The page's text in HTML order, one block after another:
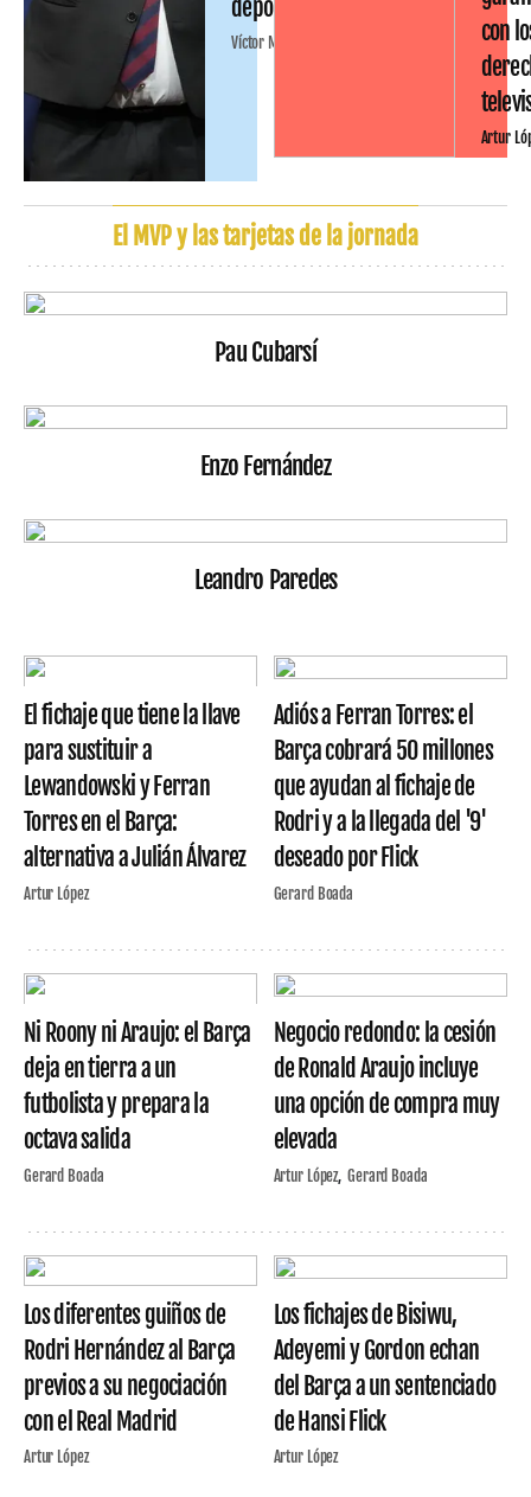
deportiva
Víctor Malo
con
Artur
El MVP y las tarjetas de la jornada
Pau Cubarsí
Enzo Fernández
Leandro Paredes
El fichaje que tiene la llave
para sustituir a
Lewandowski y Ferran
Torres en el Barça:
alternativa a Julián Álvarez
Artur López
Adiós a Ferran Torres: el
Barça cobrará 50 millones
que ayudan al fichaje de
Rodri y a la llegada del '9'
deseado por Flick
Gerard Boada
Ni Roony ni Araujo: el Barça
deja en tierra a un
futbolista y prepara la
octava salida
Gerard Boada
Negocio redondo: la cesión
de Ronald Araujo incluye
una opción de compra muy
elevada
Artur López Gerard Boada
Los diferentes guiños de
Rodri Hernández al Barça
previos a su negociación
con el Real Madrid
Artur López
Los fichajes de Bisiwu,
Adeyemi y Gordon echan
del Barça a un sentenciado
de Hansi Flick
Artur López